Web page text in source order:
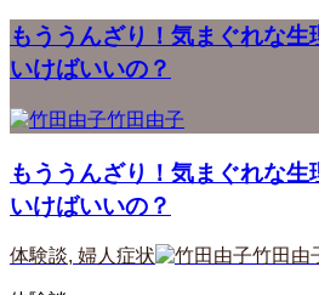
もううんざり！気まぐれな
いけばいいの？
竹田由子
もううんざり！気まぐれな
いけばいいの？
体験談, 婦人症状 竹田由